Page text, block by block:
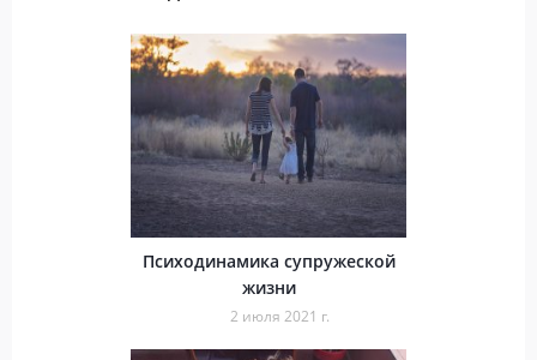
Психодинамика супружеской
жизни
2 июля 2021 г.